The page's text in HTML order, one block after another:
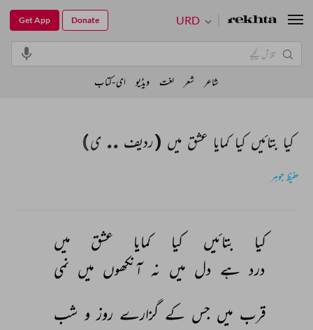
کیا بتائیں کیا کمایا عشق میں (ردیف .. ی)
حفیظ جوہر
کیا بتائیں کیا کمایا عشق
میں
درد ہے دل میں نہ آنکھوں میں نمی
قرب میں جس کے گزارے روز و شب
URD
Get App Donate
شاعر شعر لغت ویڈیو ای-کتاب